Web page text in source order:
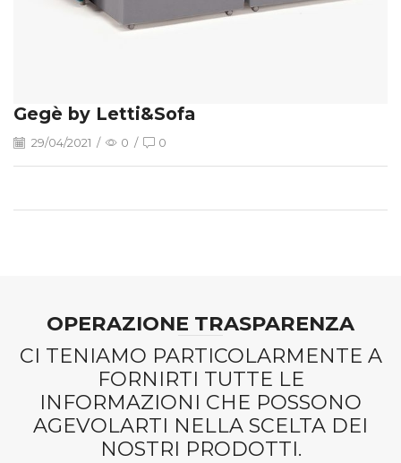
Gegè by Letti&Sofa
29/04/2021 / 0 / 0
OPERAZIONE TRASPARENZA
CI TENIAMO PARTICOLARMENTE A
FORNIRTI TUTTE LE
INFORMAZIONI CHE POSSONO
AGEVOLARTI NELLA SCELTA DEI
NOSTRI PRODOTTI.